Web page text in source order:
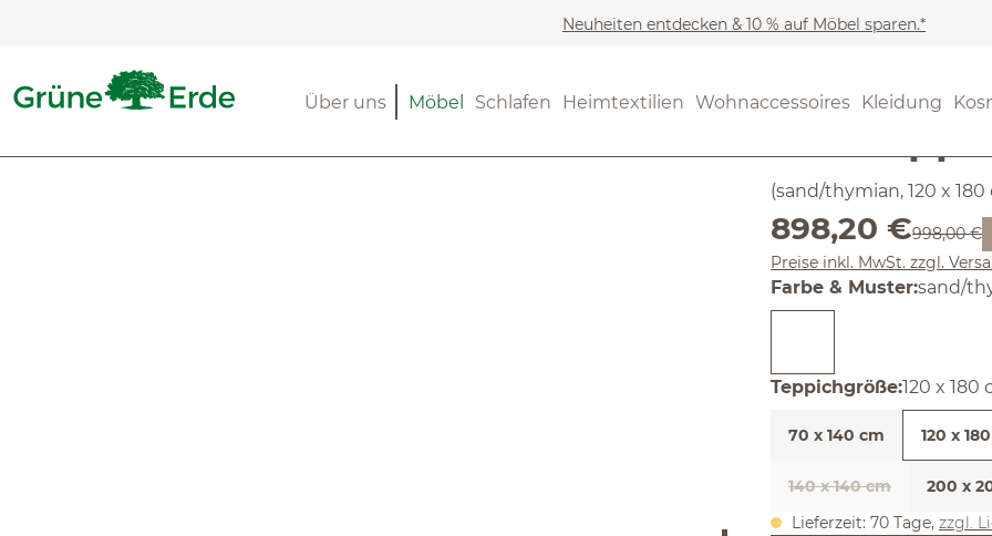
Neuheiten entdecken & 10 % auf Möbel sparen.*
Möbel Schlafen Heimtextilien Wohnaccessoires Kleidung
Über uns (4.69) 13
(sand/thymian, 120 x 180
Verkaufspreis:
898,20 €Regulärer
998,00 €
Preise inkl. MwSt. zzgl.
Farbe & Muster:sand/
Teppichgröße:120 x 180
70 x 140 cm 120 x
140 x 140 cm
200 x
Lieferzeit: 70 Tage, zzgl.